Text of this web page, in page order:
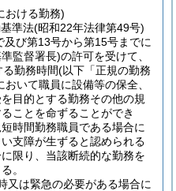
おける勤務)
準法(昭和22年法律第49号)
び第13号から第15号までに
監督署長)の許可を受けて、
る勤務時間(以下「正規の勤務
おいて職員に設備等の保全、
目的とする勤務その他の規
ことを命ずることができ
時間勤務職員である場合に
支障が生ずると認められる
限り、当該断続的な勤務を
。
又は緊急の必要がある場合に